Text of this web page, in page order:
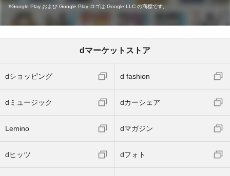
Google Play および Google Play ロゴは Google LLC の商標です。
dマーケットストア
dショッピング d fashion
dミュージック dカーシェア
Lemino dマガジン
dヒッツ dフォト